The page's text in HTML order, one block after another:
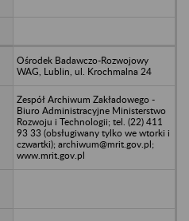
Ośrodek Badawczo-Rozwojowy
WAG, Lublin, ul. Krochmalna 24
Zespół Archiwum Zakładowego -
Biuro Administracyjne Ministerstwo
Rozwoju i Technologii; tel. (22) 411
93 33 (obsługiwany tylko we wtorki i
czwartki); archiwum@mrit.gov.pl;
www.mrit.gov.pl